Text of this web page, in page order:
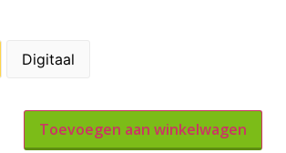
Digitaal
Toevoegen aan winkelwagen